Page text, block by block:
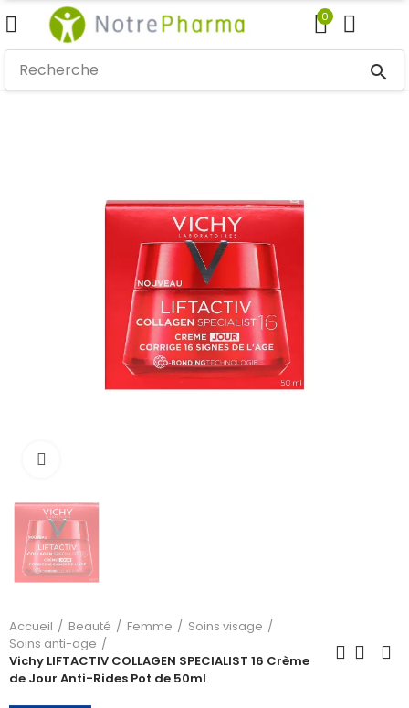
0
search
Accueil Beauté Femme
Soins visage
Soins anti-age
Vichy LIFTACTIV COLLAGEN SPECIALIST 16 Crème
de Jour Anti-Rides Pot de 50ml